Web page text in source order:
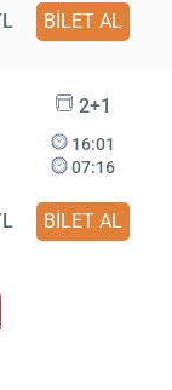
BİLET AL
2+1
16:01
07:16
BİLET AL